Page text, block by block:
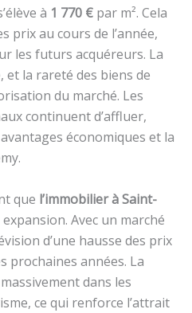
à 1 770 € par m². Cela
prix au cours de l’année,
les futurs acquéreurs. La
et la rareté des biens de
du marché. Les
continuent d’affluer,
économiques et la
que l’immobilier à Saint-
Avec un marché
d’une hausse des prix
prochaines années. La
dans les
ce qui renforce l’attrait